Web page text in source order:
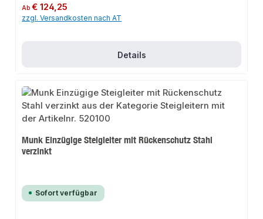
Regulärer Preis:
Ab€ 124,25
zzgl. Versandkosten nach AT
Details
Munk Einzügige Steigleiter mit Rückenschutz Stahl
verzinkt
Sofort verfügbar